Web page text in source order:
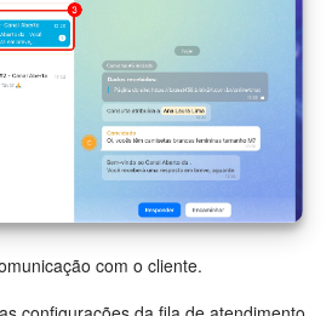
com o cliente.